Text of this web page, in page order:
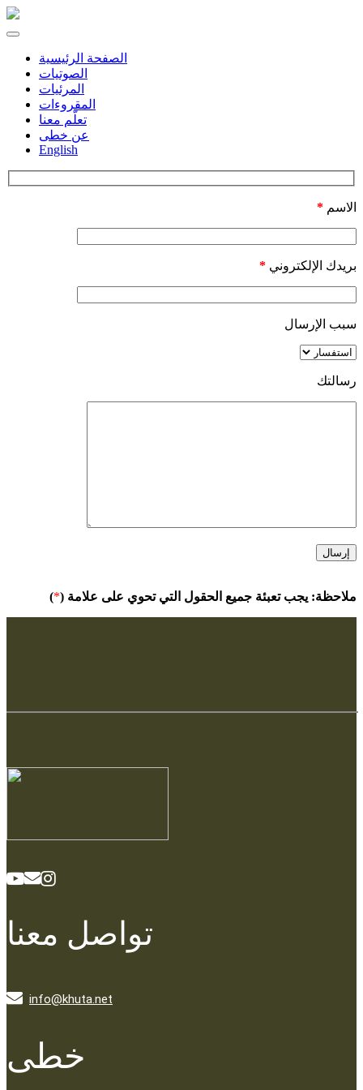
Toggle
الصفحة الرئيسية
الصوتيات
المرئيات
المقروءات
تعلّم معنا
عن خطى
English
الاسم *
بريدك الإلكتروني *
سبب الإرسال
رسالتك
ملاحظة: يجب تعبئة جميع الحقول التي تحوي على علامة (*
)
تواصل معنا
info@khuta.net
خطى